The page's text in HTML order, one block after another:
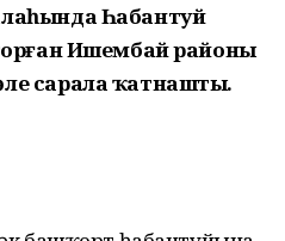
Һабантуй
Ишембай районы
сарала ҡатнашты.